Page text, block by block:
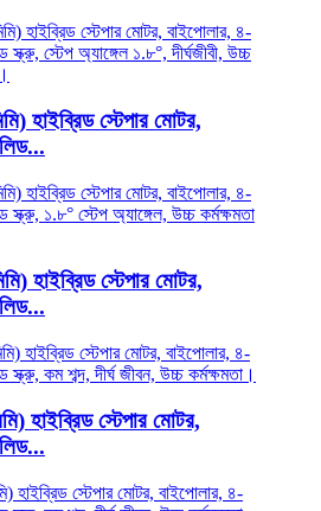
হাইব্রিড স্টেপার মোটর,
হাইব্রিড স্টেপার মোটর,
হাইব্রিড স্টেপার মোটর,